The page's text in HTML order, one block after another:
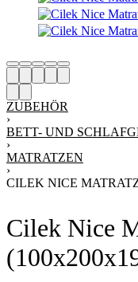
ZUBEHÖR
›
BETT- UND
›
MATRATZEN
›
CILEK NICE
Cilek Nice